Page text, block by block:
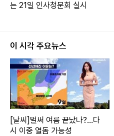
는 21일 인사청문회 실시
이 시각 주요뉴스
[날씨]벌써 여름 끝났나?…다
시 이중 열돔 가능성